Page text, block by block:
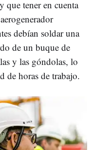
que tener en cuenta
debían soldar una
de un buque de
y las góndolas, lo
de horas de trabajo.